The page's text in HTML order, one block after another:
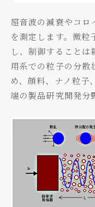
超音波の減衰やコロ
を測定します。微粒
し、制御すること
用系での粒子の分散
め、顔料、ナノ粒子
端の製品研究開発分